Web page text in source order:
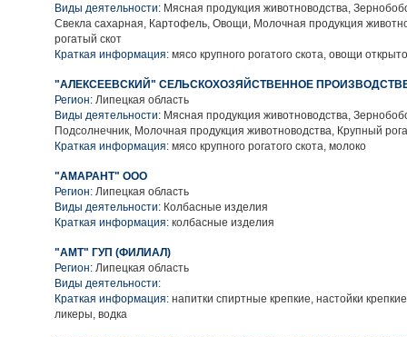
Виды деятельности: Мясная продукция животноводства,
Свекла сахарная, Картофель, Овощи, Молочная продукция
рогатый скот
Краткая информация: мясо крупного рогатого скота, овощи
"АЛЕКСЕЕВСКИЙ" СЕЛЬСКОХОЗЯЙСТВЕННОЕ
Регион: Липецкая область
Виды деятельности: Мясная продукция животноводства,
Подсолнечник, Молочная продукция животноводства, Крупный
Краткая информация: мясо крупного рогатого скота, молоко
"АМАРАНТ" ООО
Регион: Липецкая область
Виды деятельности: Колбасные изделия
Краткая информация: колбасные изделия
"АМТ" ГУП (ФИЛИАЛ)
Регион: Липецкая область
Виды деятельности:
Краткая информация: напитки спиртные крепкие, настойки
ликеры, водка